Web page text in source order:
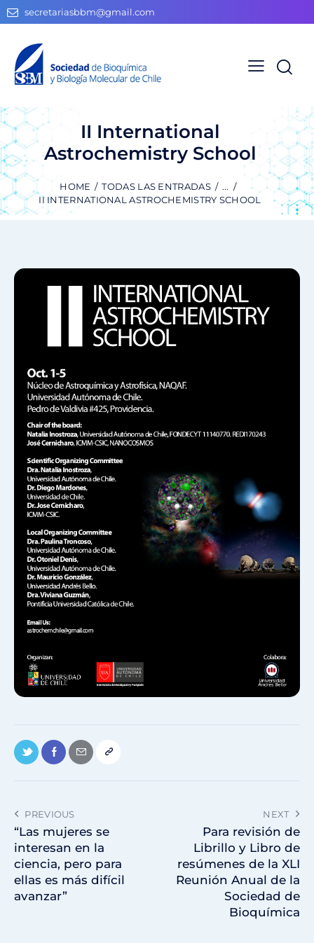
secretariasbbm@gmail.com
II International
Astrochemistry School
HOME TODAS LAS ENTRADAS
...
II INTERNATIONAL ASTROCHEMISTRY SCHOOL
PREVIOUS
“Las mujeres se
interesan en la
ciencia, pero para
ellas es más difícil
avanzar”
NEXT
Para revisión de
Librillo y Libro de
resúmenes de la XLI
Reunión Anual de la
Sociedad de
Bioquímica